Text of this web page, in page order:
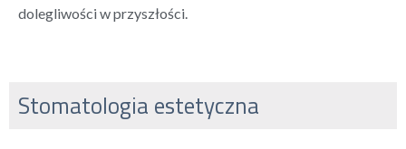
dolegliwości w przyszłości.
Stomatologia estetyczna